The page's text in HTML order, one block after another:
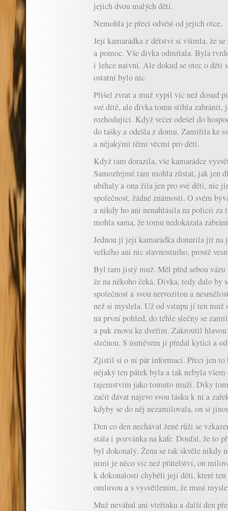
jejich dvou malých dětí.
Nemohla je přeci odvést od jejich otce.
Její kamarádka z dětství si všimla, že
a pomoc. Vše dívka odmítala. Byla
i lehce naivní. Ale dokud se otec o děti
ostatní bylo nic.
Přišel zvrat a muž vypil víc než dosud
své dítě, ale dívka tomu stihla
rozhodující. Když večer odešel do
do tašky a odešla z domu. Zamířila ke
a nějakými těmi věcmi pro děti.
Když tam dorazila, vše kamarádce
Samozřejmě tam mohla zůstat, jak jen
ubíhaly a ona žila jen pro své děti, nic
společnost, žádné známosti. O svém
a nikdy ho ani nenahlásila na policii za
mohla sama, že tomu nedokázala
Jednou jí její kamarádka donutila jít na
velkého ani nic slavnostního, prostě
Byl tam jistý muž. Měl před sebou
že na někoho čeká. Dívka, tedy dalo by
společnost a svou nervozitou a
než si myslela. Už od vstupu jí ten muž
na první pohled, do téhle slečny se
a pak znovu ke dveřím. Zakroutil
slečnou. S úsměvem jí předal kytici a
Zjistil si o ní pár informací. Přeci jen to
nějaký ten pátek byla a tak nebyla
tajemstvím jako tomuto muži. Díky
začít dávat najevo svou lásku k ní a
kdyby se do něj nezamilovala, on si
Den co den nechával ženě růži se
stála i pozvánka na kafe. Doufal, že to
byl dokonalý. Žena se tak skvěle nikdy
nimi je něco víc než přátelství, on
k dokonalosti chyběli její děti, které
omluvou a s vysvětlením, že musí
Muž neváhal ani vteřinku a další den